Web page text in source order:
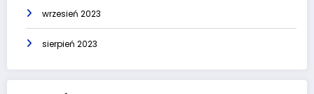
wrzesień 2023
sierpień 2023